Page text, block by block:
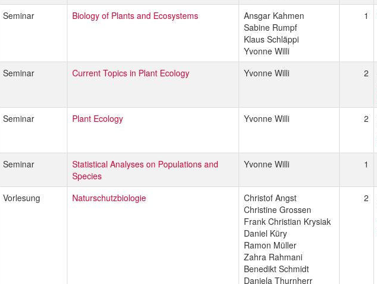
Seminar Biology of Plants and Ecosystems
Ansgar Kahmen
Sabine Rumpf
Klaus Schläppi
Yvonne Willi
1
Seminar Current Topics in Plant Ecology Yvonne Willi 2
Seminar Plant Ecology Yvonne Willi 2
Seminar
Statistical Analyses on Populations and
Species
Yvonne Willi 1
Vorlesung Naturschutzbiologie
Christof Angst
Christine Grossen
Frank Christian Krysiak
Daniel Küry
Ramon Müller
Zahra Rahmani
Benedikt Schmidt
Daniela Thurnherr
2